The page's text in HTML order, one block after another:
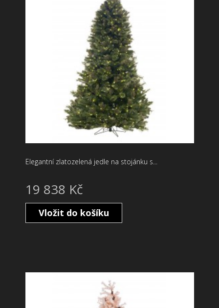
Elegantní zlatozelená jedle na stojánku s...
19 838 Kč
Vložit do košíku